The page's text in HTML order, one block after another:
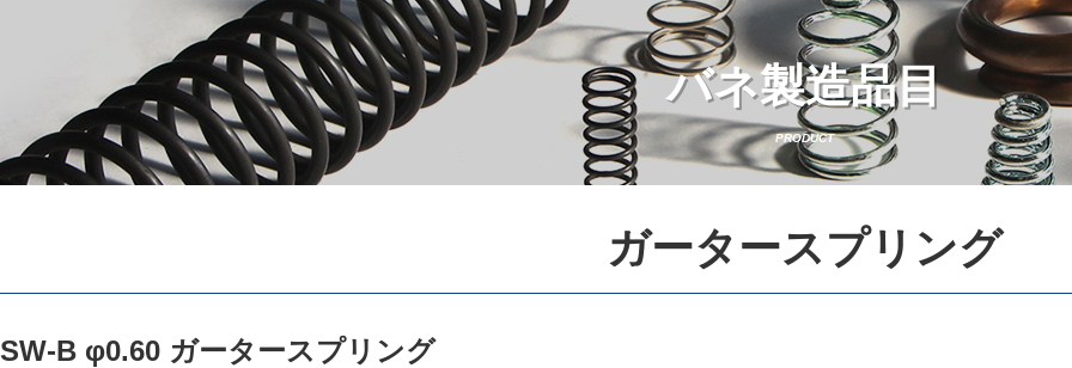
バネ製造品目
PRODUCT
ガータースプリング
SW-B φ0.60 ガータースプリング